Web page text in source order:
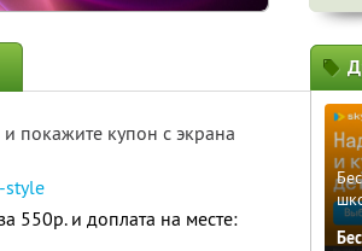
и покажите купон с экрана
style
550р. и доплата на месте: